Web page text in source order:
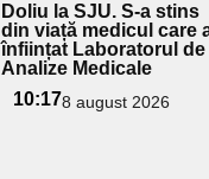
Doliu la SJU. S-a stins
din viață medicul care
înființat Laboratorul de
Analize Medicale
10:178 august 2026